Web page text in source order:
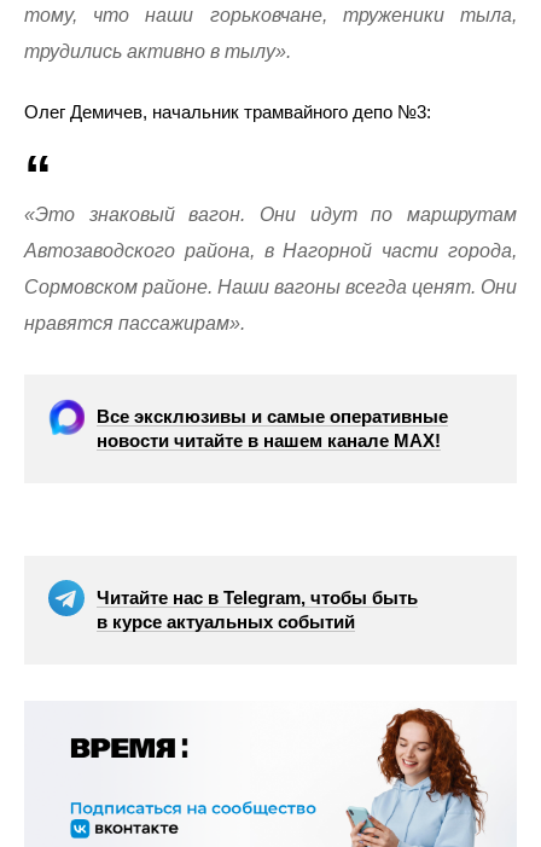
тому, что наши горьковчане, труженики тыла,
трудились активно в тылу».
Олег Демичев, начальник трамвайного депо №3:
«Это знаковый вагон. Они идут по маршрутам
Автозаводского района, в Нагорной части города,
Сормовском районе. Наши вагоны всегда ценят. Они
нравятся пассажирам».
Все эксклюзивы и самые оперативные
новости читайте в нашем канале МАХ!
Читайте нас в Telegram, чтобы быть
в курсе актуальных событий